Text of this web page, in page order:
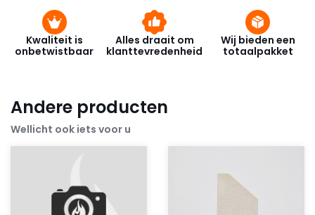
Kwaliteit is
onbetwistbaar
Alles draait om
klanttevredenheid
Wij bieden een
totaalpakket
Andere producten
Wellicht ook iets voor u